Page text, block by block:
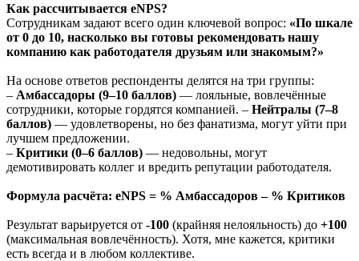
Как рассчитывается eNPS?
Сотрудникам задают всего один ключевой вопрос: «По шкале
от 0 до 10, насколько вы готовы рекомендовать нашу
компанию как работодателя друзьям или знакомым?»
На основе ответов респонденты делятся на три группы:
– Амбассадоры (9–10 баллов) — лояльные, вовлечённые
сотрудники, которые гордятся компанией. – Нейтралы (7–8
баллов) — удовлетворены, но без фанатизма, могут уйти при
лучшем предложении.
– Критики (0–6 баллов) — недовольны, могут
демотивировать коллег и вредить репутации работодателя.
Формула расчёта: eNPS = % Амбассадоров – % Критиков
Результат варьируется от -100 (крайняя нелояльность) до +100
(максимальная вовлечённость). Хотя, мне кажется, критики
есть всегда и в любом коллективе.